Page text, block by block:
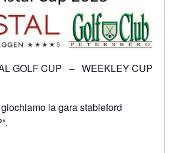
GOLF CUP – WEEKLEY CUP
la gara stableford